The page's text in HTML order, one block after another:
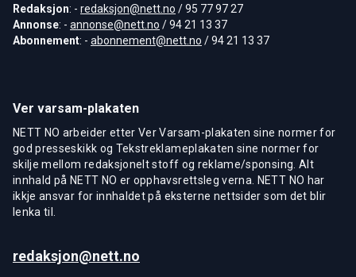
Redaksjon: - redaksjon@nett.no / 95 77 97 27
Annonse: - annonse@nett.no / 94 21 13 37
Abonnement: - abonnement@nett.no / 94 21 13 37
Ver varsam-plakaten
NETT NO arbeider etter Ver Varsam-plakaten sine normer for
god presseskikk og Tekstreklameplakaten sine normer for
skilje mellom redaksjonelt stoff og reklame/sponsing. Alt
innhald på NETT NO er opphavsrettsleg verna. NETT NO har
ikkje ansvar for innhaldet på eksterne nettsider som det blir
lenka til.
redaksjon@nett.no